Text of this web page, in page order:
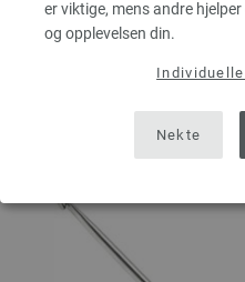
er viktige, mens andre
og opplevelsen din.
Nekte
I